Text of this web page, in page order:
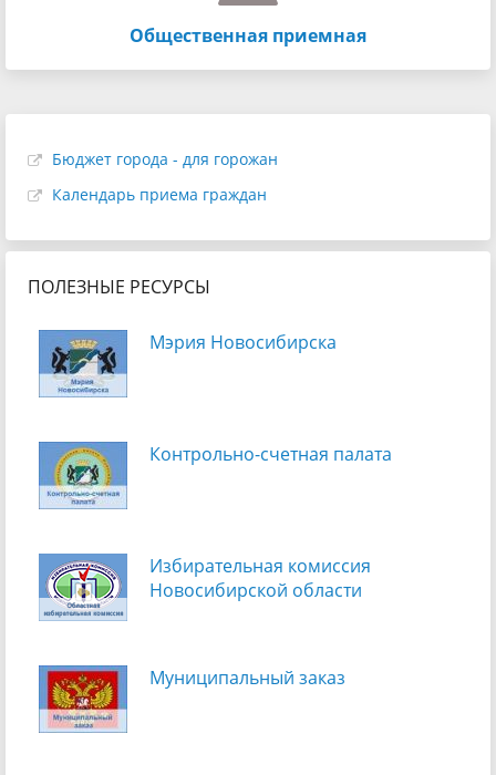
Общественная приемная
Бюджет города - для горожан
Календарь приема граждан
ПОЛЕЗНЫЕ РЕСУРСЫ
Мэрия Новосибирска
Контрольно-счетная палата
Избирательная комиссия
Новосибирской области
Муниципальный заказ